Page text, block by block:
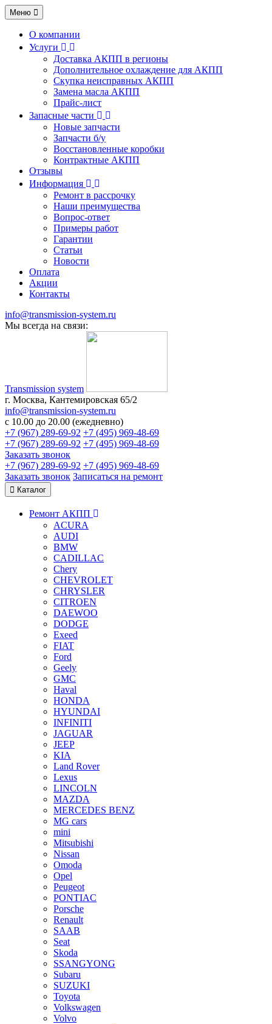
Меню
О компании
Услуги
Доставка АКПП в регионы
Дополнительное охлаждение для АКПП
Скупка неисправных АКПП
Замена масла АКПП
Прайс-лист
Запасные части
Новые запчасти
Запчасти б/у
Восстановленные коробки
Контрактные АКПП
Отзывы
Информация
Ремонт в рассрочку
Наши преимущества
Вопрос-ответ
Примеры работ
Гарантии
Статьи
Новости
Оплата
Акции
Контакты
info@transmission-system.ru
Мы всегда на связи:
Transmission system
г. Москва, Кантемировская 65/2
info@transmission-system.ru
с 10.00 до 20.00 (ежедневно)
+7 (967) 289-69-92 +7 (495) 969-48-69
+7 (967) 289-69-92 +7 (495) 969-48-69
Заказать звонок
+7 (967) 289-69-92 +7 (495) 969-48-69
Заказать звонок Записаться на ремонт
Каталог
Ремонт АКПП
ACURA
AUDI
BMW
CADILLAC
Chery
CHEVROLET
CHRYSLER
CITROEN
DAEWOO
DODGE
Exeed
FIAT
Ford
Geely
GMC
Haval
HONDA
HYUNDAI
INFINITI
JAGUAR
JEEP
KIA
Land Rover
Lexus
LINCOLN
MAZDA
MERCEDES BENZ
MG cars
mini
Mitsubishi
Nissan
Omoda
Opel
Peugeot
PONTIAC
Porsche
Renault
SAAB
Seat
Skoda
SSANGYONG
Subaru
SUZUKI
Toyota
Volkswagen
Volvo